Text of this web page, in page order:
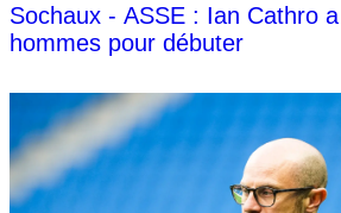
Sochaux - ASSE : Ian Cathro
hommes pour débuter